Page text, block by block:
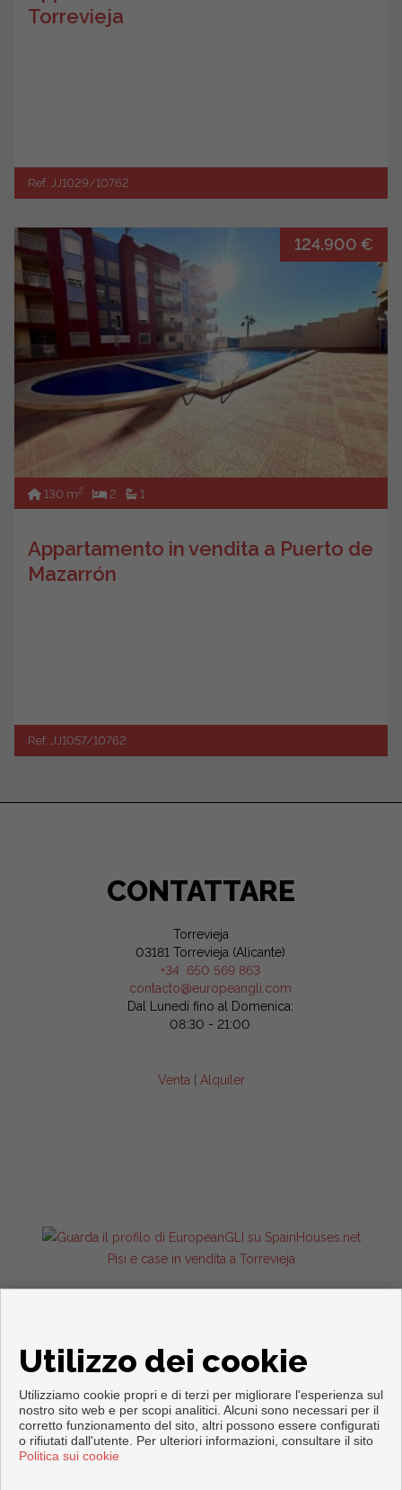
Torrevieja
Ref. JJ1029/10762
124.900 €
130 m2 2 1
Appartamento in vendita a Puerto de
Mazarrón
Ref. JJ1057/10762
CONTATTARE
Torrevieja
03181 Torrevieja (Alicante)
+34 650 569 863
contacto@europeangli.com
Dal Lunedi fino al Domenica:
08:30 - 21:00
Venta Alquiler
Pisi e case in vendita a Torrevieja
Copyright © 2026. Tutte le diritti riservate.
Info legali|Protezione dei dati politica
Utilizzo dei cookie
Utilizziamo cookie propri e di terzi per migliorare l'esperienza sul
nostro sito web e per scopi analitici. Alcuni sono necessari per il
corretto funzionamento del sito, altri possono essere configurati
o rifiutati dall'utente. Per ulteriori informazioni, consultare il sito
Politica sui cookie